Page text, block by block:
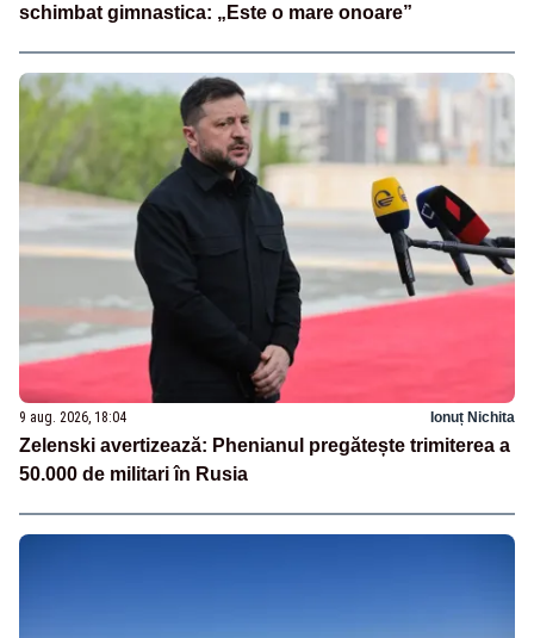
schimbat gimnastica: „Este o mare onoare”
9 aug. 2026, 18:04 Ionuț Nichita
Zelenski avertizează: Phenianul pregătește trimiterea a
50.000 de militari în Rusia